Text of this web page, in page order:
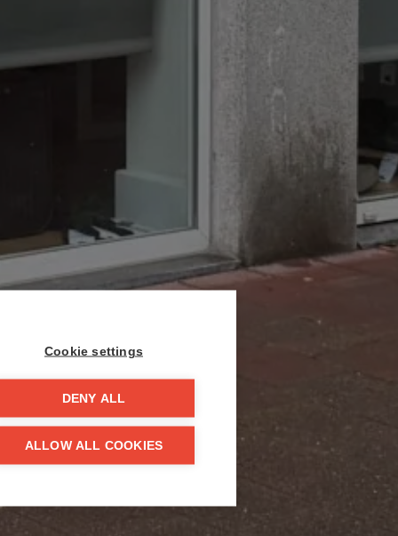
Cookie settings
DENY ALL
ALLOW ALL COOKIES